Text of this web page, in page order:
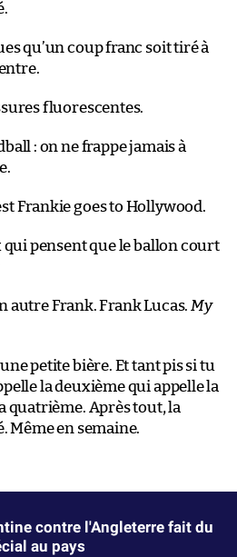
qu’un coup franc soit tiré à
fluorescentes.
: on ne frappe jamais à
Frankie goes to Hollywood.
qui pensent que le ballon court
autre Frank. Frank Lucas. My
petite bière. Et tant pis si tu
la deuxième qui appelle la
quatrième. Après tout, la
Même en semaine.
contre l'Angleterre fait du
au pays